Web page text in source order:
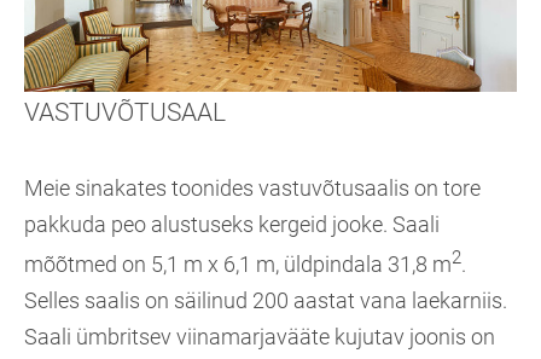
VASTUVÕTUSAAL
Meie sinakates toonides vastuvõtusaalis on tore
pakkuda peo alustuseks kergeid jooke. Saali
mõõtmed on 5,1 m x 6,1 m, üldpindala 31,8 m2.
Selles saalis on säilinud 200 aastat vana laekarniis.
Saali ümbritsev viinamarjavääte kujutav joonis on